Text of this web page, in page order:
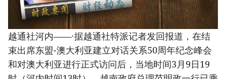
越通社河内——·据越通社特派记者发回报道，在结
束出席东盟-澳大利亚建立对话关系50周年纪念峰会
和对澳大利亚进行正式访问后，当地时间3月9日19